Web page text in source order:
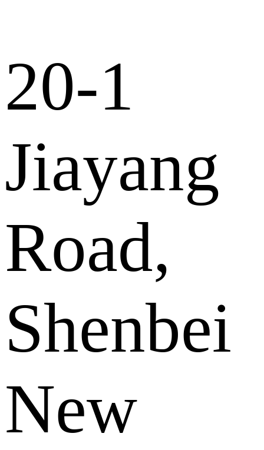
20-1
Jiayang
Road,
Shenbei
New